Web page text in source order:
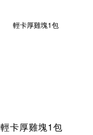
輕卡厚雞塊1包